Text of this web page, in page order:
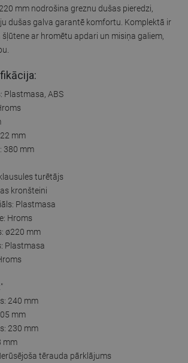
mm nodrošina greznu dušas pieredzi,
dušas galva garantē komfortu. Komplektā ir
ar hromētu apdari un misiņa galiem,
Plastmasa, ABS
mm
380 mm
turētājs
kronšteini
Plastmasa
Hroms
ø220 mm
Plastmasa
240 mm
mm
230 mm
mm
tērauda pārklājums